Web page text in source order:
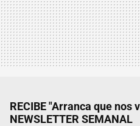
RECIBE "Arranca que nos
NEWSLETTER SEMANAL